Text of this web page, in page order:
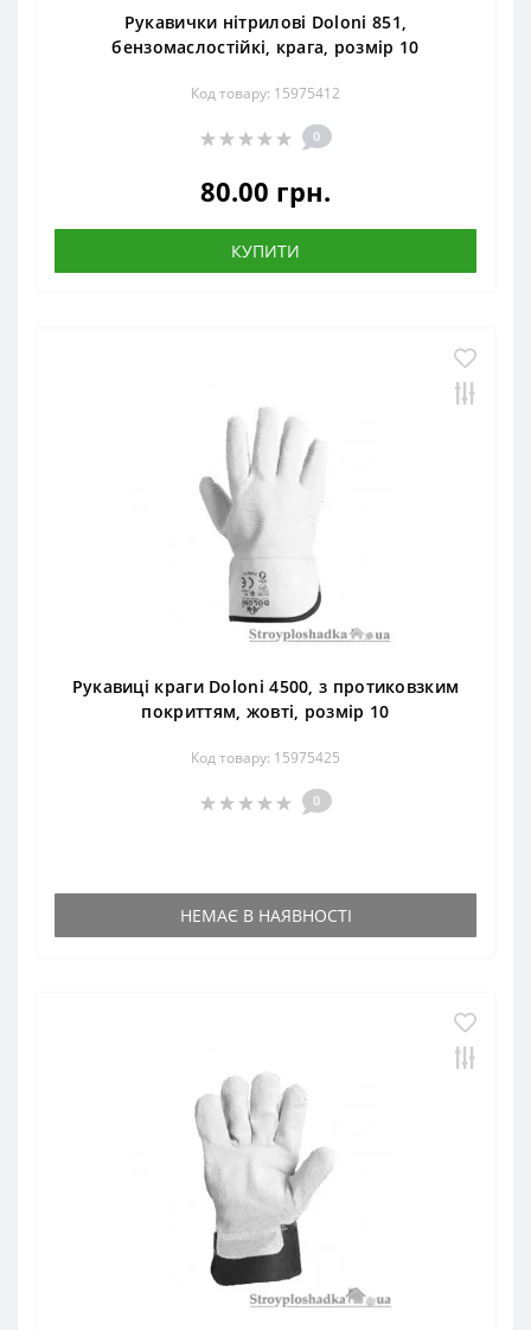
Рукавички нітрилові Doloni 851,
бензомаслостійкі, крага, розмір 10
Код товару: 15975412
0
80.00 грн.
КУПИТИ
Рукавиці краги Doloni 4500, з протиковзким
покриттям, жовті, розмір 10
Код товару: 15975425
0
НЕМАЄ В НАЯВНОСТІ